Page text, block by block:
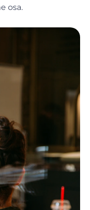
osa.